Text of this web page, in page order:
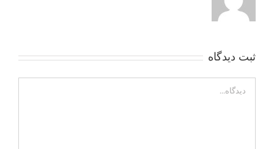
ثبت ديدگاه